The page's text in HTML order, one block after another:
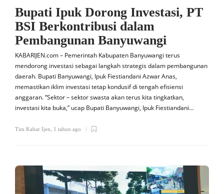
Bupati Ipuk Dorong Investasi, PT
BSI Berkontribusi dalam
Pembangunan Banyuwangi
KABARIJEN.com – Pemerintah Kabupaten Banyuwangi terus
mendorong investasi sebagai langkah strategis dalam pembangunan
daerah. Bupati Banyuwangi, Ipuk Fiestiandani Azwar Anas,
memastikan iklim investasi tetap kondusif di tengah efisiensi
anggaran. “Sektor – sektor swasta akan terus kita tingkatkan,
investasi kita buka,” ucap Bupati Banyuwangi, Ipuk Fiestiandani…
Tim Kabar Ijen 1 tahun ago